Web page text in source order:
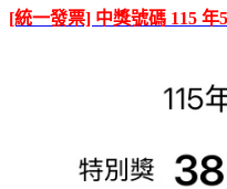
[統一發票] 中獎號碼 115 年